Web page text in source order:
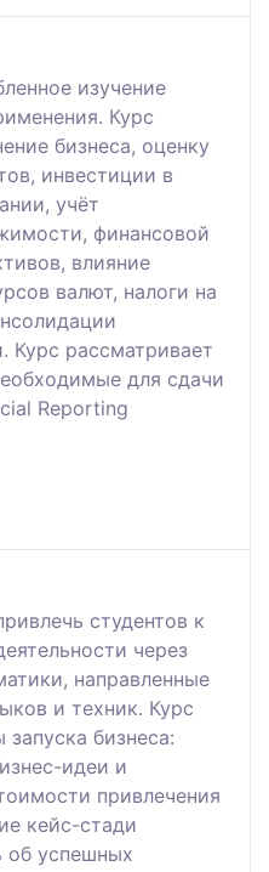
изучение
Курс
бизнеса, оценку
инвестиции в
учёт
финансовой
влияние
валют, налоги на
Курс рассматривает
для сдачи
Reporting
студентов к
через
направленные
и техник. Курс
запуска бизнеса:
идеи и
привлечения
кейс-стади
об успешных